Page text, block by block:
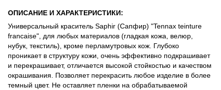
ОПИСАНИЕ И ХАРАКТЕРИСТИКИ:
Универсальный краситель Saphir (Сапфир) "Tennax teinture
francaise", для любых материалов (гладкая кожа, велюр,
нубук, текстиль), кроме перламутровых кож. Глубоко
проникает в структуру кожи, очень эффективно подкрашивает
и перекрашивает, отличается высокой стойкостью и качеством
окрашивания. Позволяет перекрасить любое изделие в более
темный цвет. Не оставляет пленки на обрабатываемой